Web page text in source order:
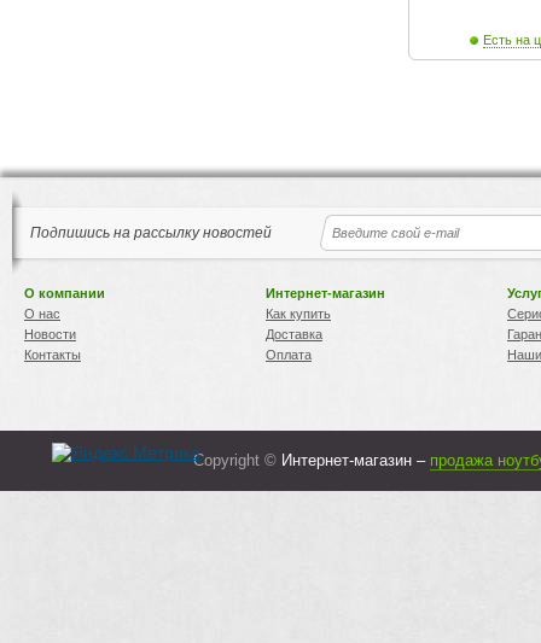
Есть на
Подпишись на рассылку новостей
О компании
О нас
Новости
Контакты
Интернет-магазин
Как купить
Доставка
Оплата
Copyright © Интернет-магазин – продажа